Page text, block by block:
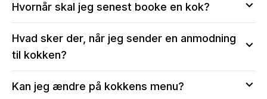
dig, at kokken er tilgængelig på den valgte dato.
Efter bekræftelse vil du stadig kunne:
Ændre i menuen og antal serveringer
Ændre i antallet af gæster, allergier og børnemenuer
Hvornår skal jeg senest booke en kok?
ved at sende en anmodning til kokken, især for
weekender og i perioder med højtider eller fejringer.
Skal du bruge en kok med kort varsel, eller er
kokken ikke ledig på din valgte dato, så fortvivl ikke!
Hvad sker der, når jeg sender en anmodning
til kokken?
samtidig en profil, så du vil blive adviseret, når
Kan jeg ændre på kokkens menu?